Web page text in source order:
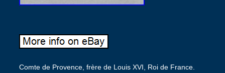
Comte de Provence, frère de Louis XVI, Roi de France.